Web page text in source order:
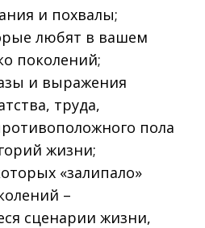
и похвалы;
любят в вашем
поколений;
и выражения
труда,
пола
жизни;
«залипало»
–
сценарии жизни,